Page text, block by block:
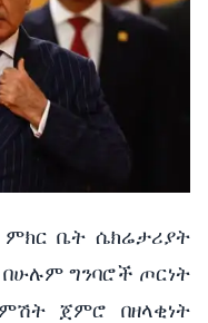
ምክር ቤት ሴክሬታሪያት
ግንባሮች ጦርነት
ጀምሮ በዘላቂነት